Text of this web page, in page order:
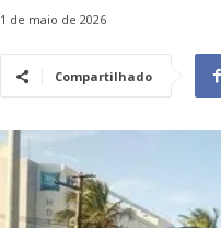
1 de maio de 2026
Compartilhado